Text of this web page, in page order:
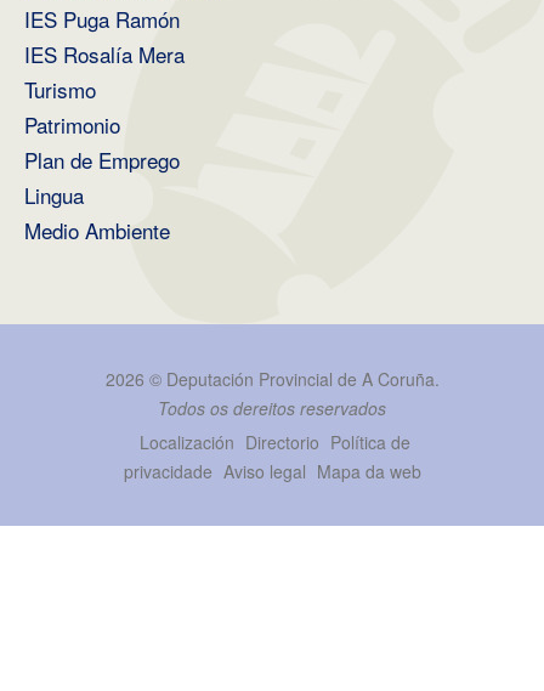
IES Puga Ramón
IES Rosalía Mera
Turismo
Patrimonio
Plan de Emprego
Lingua
Medio Ambiente
2026 © Deputación Provincial de A Coruña.
Todos os dereitos reservados
Localización Directorio Política de
privacidade Aviso legal Mapa da web